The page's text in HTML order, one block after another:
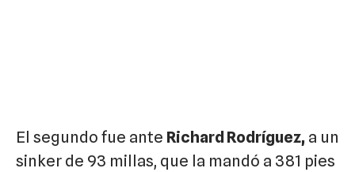
El segundo fue ante Richard Rodríguez, a un
sinker de 93 millas, que la mandó a 381 pies